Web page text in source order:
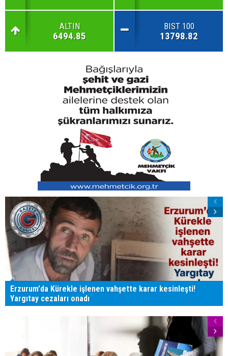
ALTIN
6494.85
BIST 100
13798.82
Erzurum'da Kürekle işlenen vahşette karar kesinleşti!
Yargıtay cezaları onadı